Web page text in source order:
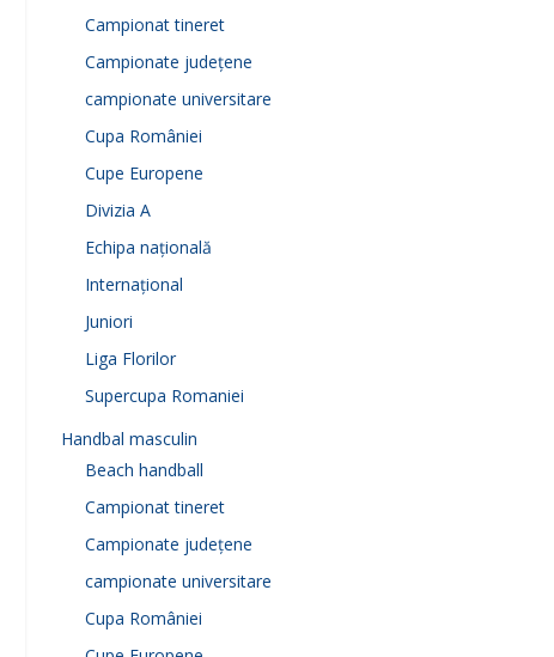
Campionat tineret
Campionate județene
campionate universitare
Cupa României
Cupe Europene
Divizia A
Echipa națională
Internațional
Juniori
Liga Florilor
Supercupa Romaniei
Handbal masculin
Beach handball
Campionat tineret
Campionate județene
campionate universitare
Cupa României